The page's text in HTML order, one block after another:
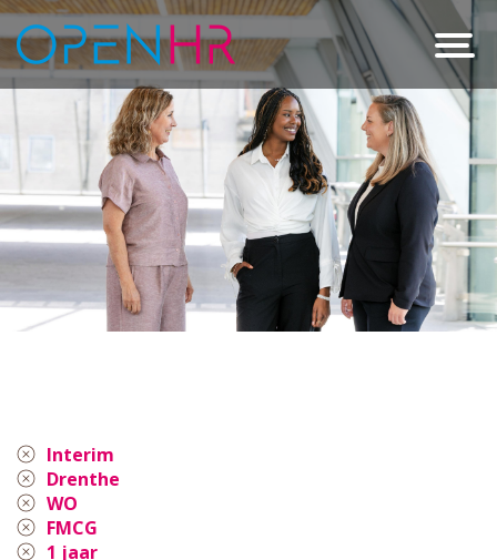
Interim
Drenthe
WO
FMCG
1 jaar